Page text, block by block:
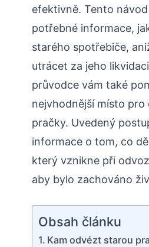
efektivně. Tento
potřebné informace,
starého spotřebiče,
utrácet za jeho
průvodce vám také
nejvhodnější místo pro
pračky. Uvedený
informace o tom, co
který vznikne při
aby bylo zachováno
Obsah článku
Kam odvézt starou